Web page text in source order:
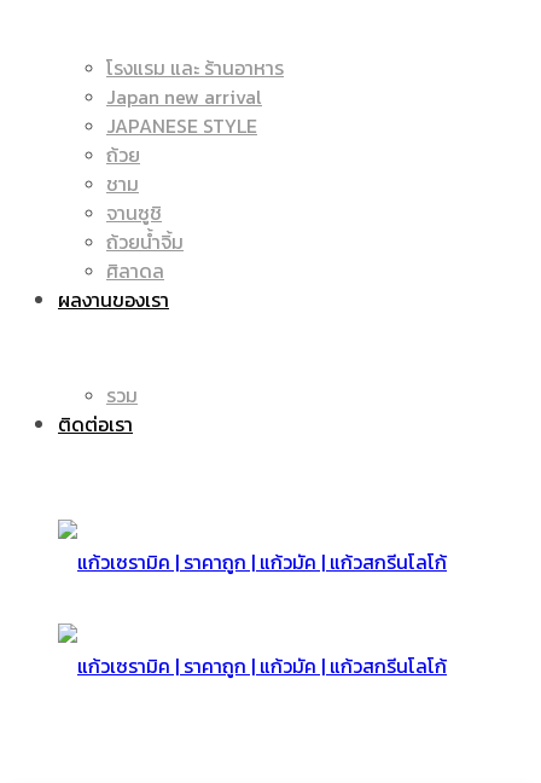
แก้ว
แก้ว
สกรีน
แก้ว
|
แก้ว
โรงแรม และ ร้านอาหาร
Japan new arrival
JAPANESE STYLE
ถ้วย
ชาม
จานซูชิ
ถ้วยน้ำจิ้ม
ศิลาดล
ผลงานของเรา
รวม
ติดต่อเรา